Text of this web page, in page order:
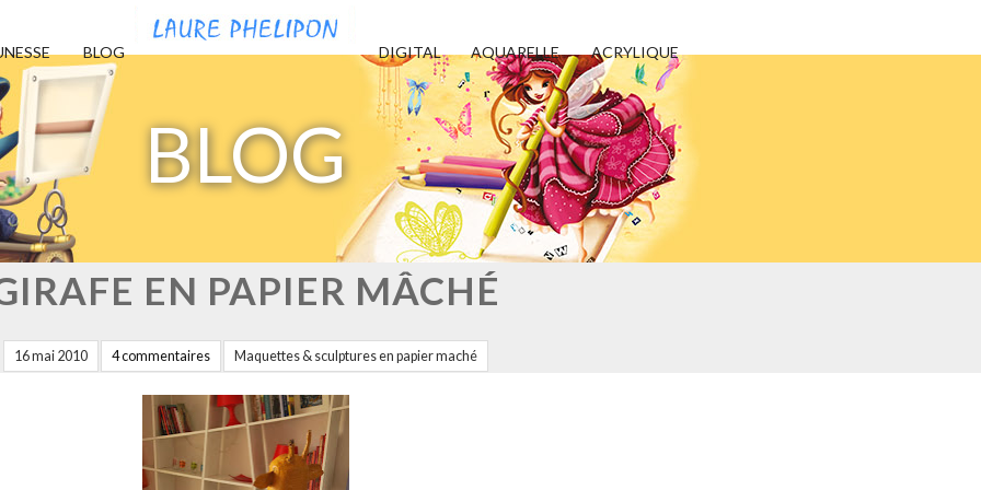
BLOG
EN PAPIER MÂCHÉ
16 mai 2010 4 commentaires Maquettes & sculptures en papier maché
BLOG DIGITAL AQUARELLE ACRYLIQUE